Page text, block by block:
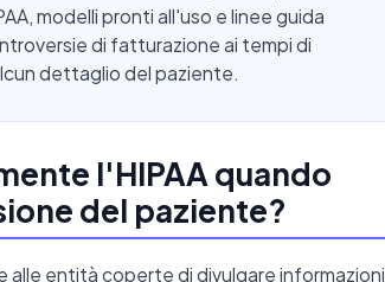
modelli pronti all'uso e linee guida
di fatturazione ai tempi di
dettaglio del paziente.
l'HIPAA quando
del paziente?
alle entità coperte di divulgare informazioni